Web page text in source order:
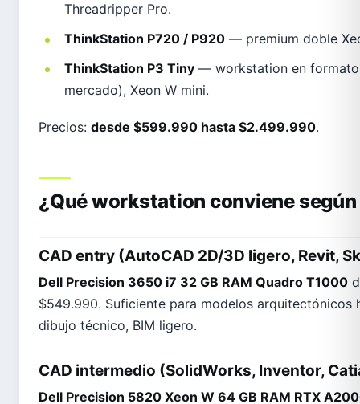
Threadripper Pro.
ThinkStation P720 / P920 — premium doble
ThinkStation P3 Tiny — workstation en formato
mercado), Xeon W mini.
Precios: desde $599.990 hasta $2.499.990.
¿Qué workstation conviene según
CAD entry (AutoCAD 2D/3D ligero, Revit,
Dell Precision 3650 i7 32 GB RAM Quadro T1000
$549.990. Suficiente para modelos arquitectónicos
dibujo técnico, BIM ligero.
CAD intermedio (SolidWorks, Inventor,
Dell Precision 5820 Xeon W 64 GB RAM RTX